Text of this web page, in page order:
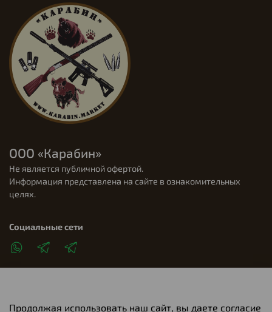
ООО «Карабин»
Не является публичной офертой.
Информация представлена на сайте в ознакомительных
целях.
Социальные сети
Продолжая использовать наш сайт, вы даете согласие